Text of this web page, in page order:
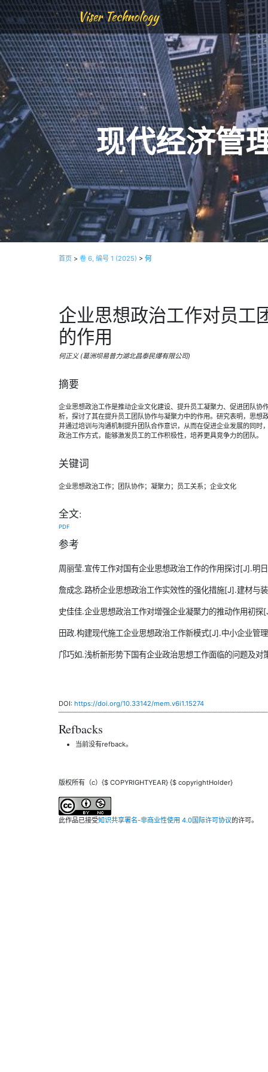
Viser Technology
现代经济管
首页 > 卷 6, 编号 1 (2025) > 何
企业思想政治工作对员工
的作用
何正义 (葛洲坝易普力湖北昌泰民爆有限公司)
摘要
企业思想政治工作是推动企业文化建设、提升员工凝聚力、促进团队协
析，探讨了其在提升员工团队协作与凝聚力中的作用。研究表明，思想
并通过培训与沟通机制提升团队合作意识，从而在促进企业发展的同时
政治工作方式，能够激发员工的工作积极性，培养更具竞争力的团队。
关键词
企业思想政治工作；团队协作；凝聚力；员工关系；企业文化
全文:
PDF
参考
周丽莹.宣传工作对国有企业思想政治工作的作用探讨[J].明
詹成念.路桥企业思想政治工作实效性的强化措施[J].建材与
史佳佳.企业思想政治工作对增强企业凝聚力的推动作用初
田政.构建现代施工企业思想政治工作新模式[J].中小企业
邝巧如.浅析新形势下国有企业政治思想工作面临的问题及
DOI: https://doi.org/10.33142/mem.v6i1.15274
Refbacks
当前没有refback。
版权所有（c）{$ COPYRIGHTYEAR} {$ copyrightHolder}
此作品已接受知识共享署名-非商业性使用 4.0国际许可协议的许可。